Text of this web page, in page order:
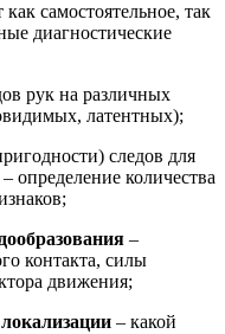
самостоятельное, так
диагностические
рук на различных
латентных);
следов для
количества
–
контакта, силы
движения;
– какой